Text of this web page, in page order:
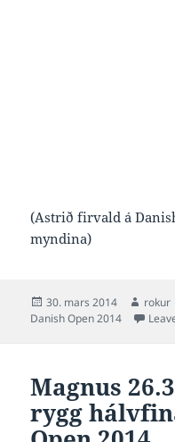
(Astrið firvald á
myndina)
Posted
on
30. mars 2014 Author
rokur
Danish Open 2014
Magnus
rygg